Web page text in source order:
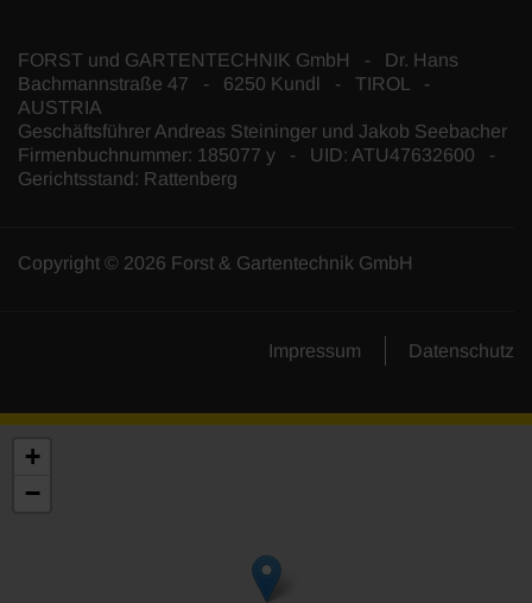
FORST und GARTENTECHNIK GmbH - Dr. Hans
Bachmannstraße 47 - 6250 Kundl - TIROL -
AUSTRIA
Geschäftsführer Andreas Steininger und Jakob Seebacher
Firmenbuchnummer: 185077 y - UID: ATU47632600 -
Gerichtsstand: Rattenberg
Copyright © 2026 Forst & Gartentechnik GmbH
Impressum Datenschutz
+
−